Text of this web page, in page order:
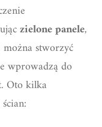
zielone panele,
można stworzyć
wprowadzą do
Oto kilka